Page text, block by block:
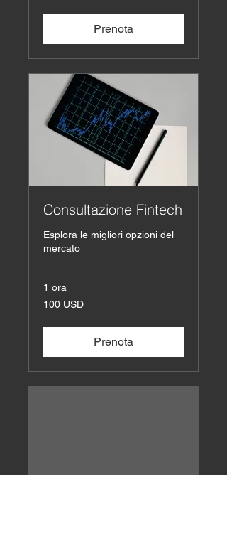
Prenota
Consultazione Fintech
Esplora le migliori opzioni del
mercato
1 ora
100
dollari
100 USD
Prenota